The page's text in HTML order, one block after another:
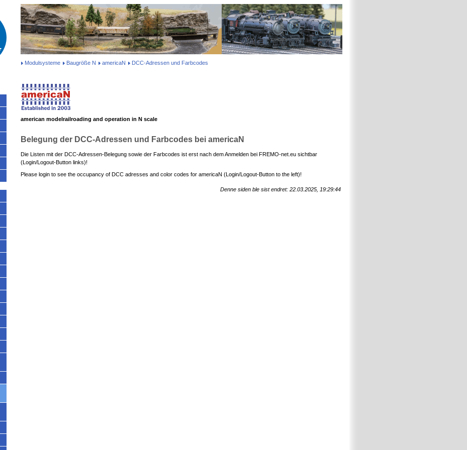
Modulsysteme Baugröße N americaN DCC-Adressen und Farbcodes
american modelrailroading and operation in N scale
Belegung der DCC-Adressen und Farbcodes bei americaN
Die Listen mit der DCC-Adressen-Belegung sowie der Farbcodes ist erst nach dem Anmelden bei FREMO-net.eu sichtbar
(Login/Logout-Button links)!
Please login to see the occupancy of DCC adresses and color codes for americaN (Login/Logout-Button to the left)!
Denne siden ble sist endret: 22.03.2025, 19:29:44